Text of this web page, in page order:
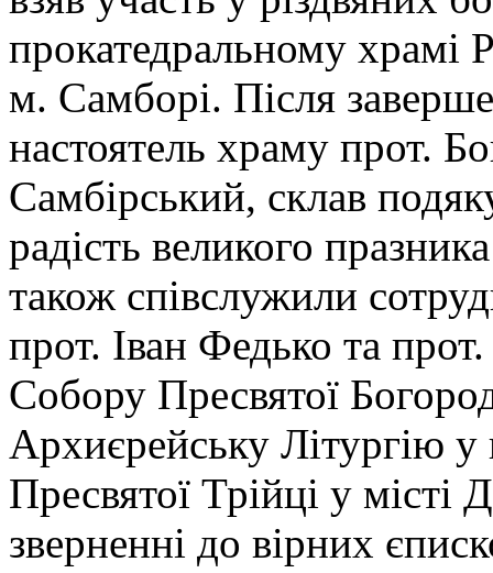
прокатедральному храмі
м. Самборі. Після
настоятель храму прот.
Самбірський, склав
радість великого
також співслужили
прот. Іван Федько та
Собору Пресвятої
Архиєрейську Літургію у
Пресвятої Трійці у
зверненні до вірних